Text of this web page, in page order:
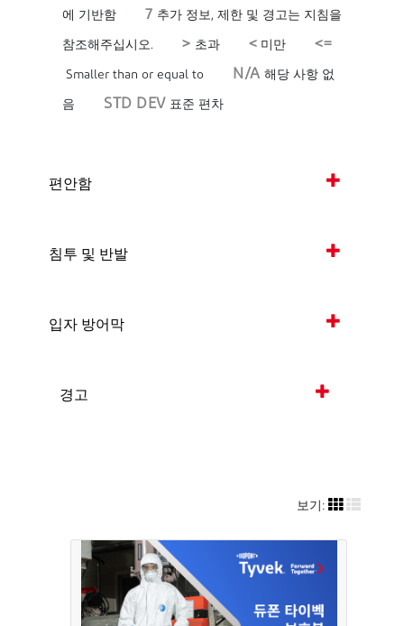
에 기반함 7 추가 정보, 제한 및 경고는 지침을
참조해주십시오. > 초과 < 미만 <=
Smaller than or equal to N/A 해당 사항 없
음 STD DEV 표준 편차
편안함
침투 및 반발
입자 방어막
경고
보기: